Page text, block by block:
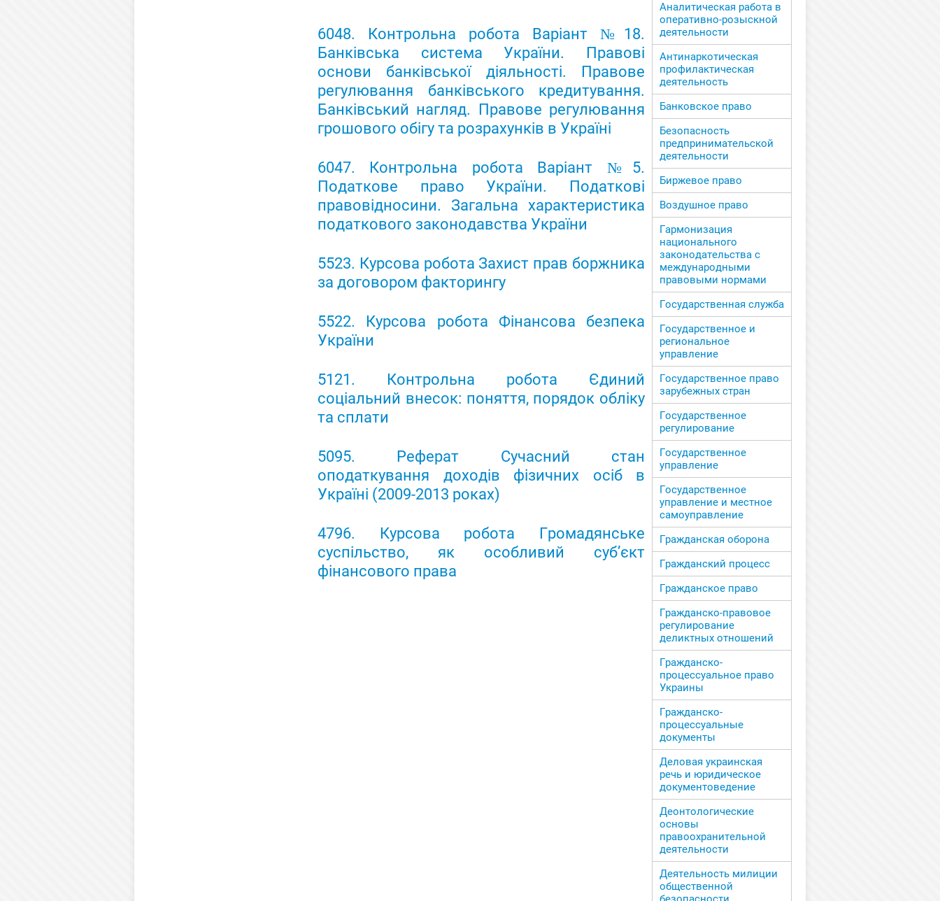
6048. Контрольна робота Варіант №18.
Банківська система України. Правові
основи банківської діяльності. Правове
регулювання банківського кредитування.
Банківський нагляд. Правове регулювання
грошового обігу та розрахунків в Україні
6047. Контрольна робота Варіант №5.
Податкове право України. Податкові
правовідносини. Загальна характеристика
податкового законодавства України
5523. Курсова робота Захист прав боржника
за договором факторингу
5522. Курсова робота Фінансова безпека
України
5121. Контрольна робота Єдиний
соціальний внесок: поняття, порядок обліку
та сплати
5095. Реферат Сучасний стан
оподаткування доходів фізичних осіб в
Україні (2009-2013 роках)
4796. Курсова робота Громадянське
суспільство, як особливий суб’єкт
фінансового права
Аналитическая работа в
оперативно-розыскной
деятельности
Антинаркотическая
профилактическая
деятельность
Банковское право
Безопасность
предпринимательской
деятельности
Биржевое право
Воздушное право
Гармонизация
национального
законодательства с
международными
правовыми нормами
Государственная служба
Государственное и
региональное
управление
Государственное право
зарубежных стран
Государственное
регулирование
Государственное
управление
Государственное
управление и местное
самоуправление
Гражданская оборона
Гражданский процесс
Гражданское право
Гражданско-правовое
регулирование
деликтных отношений
Гражданско-
процессуальное право
Украины
Гражданско-
процессуальные
документы
Деловая украинская
речь и юридическое
документоведение
Деонтологические
основы
правоохранительной
деятельности
Деятельность милиции
общественной